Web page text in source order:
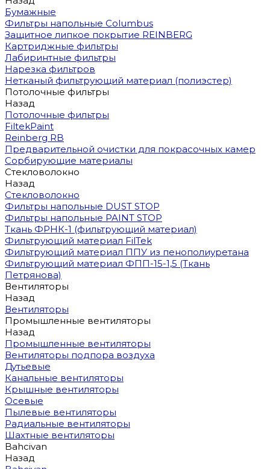
Бумажные
Фильтры напольные Columbus
Защитное липкое покрытие REINBERG
Картриджные фильтры
Лабиринтные фильтры
Нарезка фильтров
Нетканый фильтрующий материал (полиэстер)
Потолочные фильтры
Назад
Потолочные фильтры
FiltekPaint
Reinberg RB
Предварительной очистки для покрасочных камер
Сорбирующие материалы
Стекловолокно
Назад
Стекловолокно
Фильтры напольные DUST STOP
Фильтры напольные PAINT STOP
Ткань ФРНК-1 (фильтрующий материал)
Фильтрующий материал FilTek
Фильтрующий материал ППУ из пенополиуретана
Фильтрующий материал ФПП-15-1,5 (Ткань
Петрянова)
Вентиляторы
Назад
Вентиляторы
Промышленные вентиляторы
Назад
Промышленные вентиляторы
Вентиляторы подпора воздуха
Дутьевые
Канальные вентиляторы
Крышные вентиляторы
Осевые
Пылевые вентиляторы
Радиальные вентиляторы
Шахтные вентиляторы
Bahcivan
Назад